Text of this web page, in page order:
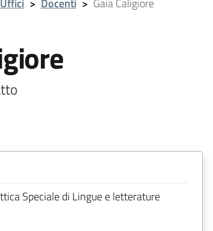
> Docenti > Gaia Caligiore
Speciale di Lingue e letterature